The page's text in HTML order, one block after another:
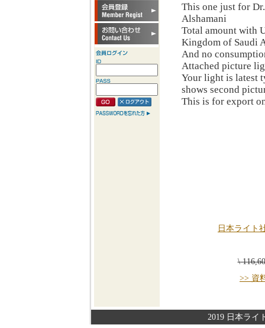
This one just for
Alshamani
Total amount with
Kingdom of Saudi
And no
Attached picture
Your light is latest
shows second
This is for export
日本ライト
\
>> 資
2019 日本ライ